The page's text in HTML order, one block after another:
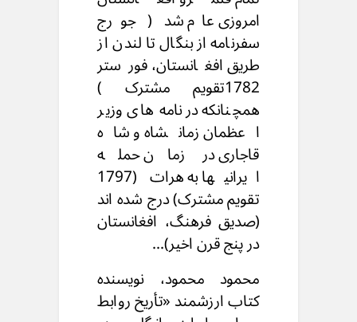
امروزی عام شد ( جورج
سفرنامه از بنگال تا لندن از
طریق افغانستان، فورستر
1782تقویم مشترک )
همچنانکه در نامه های وزیر
اعظمان زمانشاه و شاه
قاجاری در زمان حمله
ایرانیها به هرات (1797
تقویم مشترک) درج شده اند
(صدیق فرهنگ، افغانستان
در پنج قرن اخیر)...
محمود محمود، نویسنده
کتاب ارزشمند «تأریخ روابط